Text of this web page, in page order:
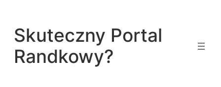
treści
Skuteczny Portal
Randkowy?